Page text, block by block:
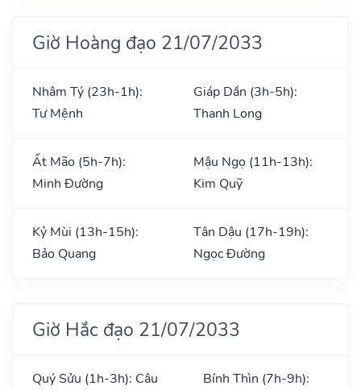
Giờ Hoàng đạo 21/07/2033
Nhâm Tý (23h-1h):
Tư Mệnh
Giáp Dần (3h-5h):
Thanh Long
Ất Mão (5h-7h):
Minh Đường
Mậu Ngọ (11h-13h):
Kim Quỹ
Kỷ Mùi (13h-15h):
Bảo Quang
Tân Dậu (17h-19h):
Ngọc Đường
Giờ Hắc đạo 21/07/2033
Quý Sửu (1h-3h): Câu
Bính Thìn (7h-9h):